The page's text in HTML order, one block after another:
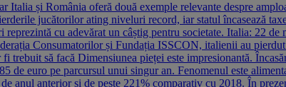
și România oferă două exemple relevante despre
jucătorilor ating niveluri record, iar statul încasează
reprezintă cu adevărat un câștig pentru societate. Italia: 22
Consumatorilor și Fundația ISSCON, italienii au
să facă Dimensiunea pieței este impresionantă.
de euro pe parcursul unui singur an. Fenomenul este
anul anterior și de peste 221% comparativ cu 2018. În